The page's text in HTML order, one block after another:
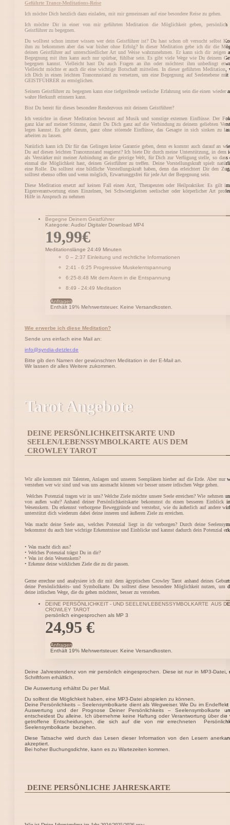
Geführte Trance-Meditations-Reise
Ich möchte Dich herzlich dazu einladen, mit mir gemeinsam auf eine besondere Reise zu gehen.
Ich möchte Dir in einer von mir geführten Meditation die Möglichkeit geben, persönlich
Geistführer zu begegnen.
Du wolltest schon immer wissen wer dein Geistführer ist? Du hast schon oft versucht selbst
ihm zu bekommen aber das war bisher ohne Erfolg? In dieser Meditation gebe ich dir die
deinen Geistführer auf unterschiedlicher Art und Weise wahrzunehmen. Er kann sich dir zeigen
Begegnung mit ihm kann auch nur spürbar, fühlbar sein. Es gibt viele Wege wie Du deinem
begegnen kannst. Vielleicht hast Du auch Fragen an ihn oder möchtest ihm unbedingt
Vielleicht möchte er auch dir eine wichtige Botschaft mitteilen. In dieser geführten Meditation,
ich Dich in einen leichten Trancezustand zu versetzen, um eine Begegnung auf Seelenebene mit
GEISTFÜHRER zu ermöglichen.
Seinem Geistführer zu begegnen kann eine tiefgreifende seelische Erfahrung sein die einen wieder
wahre Herkunft erinnern kann.
Bist Du bereit für dieses besondere Rendezvous mit deinem Geistführer?
Ich verzichte in dieser Meditation bewusst auf Musik und sonstige externen Einflüsse. Der
ganz klar auf meiner Stimme, damit Du Dich ganz auf die Verbindung zu deinem geliebten
legen kannst. Es geht darum, ganz ohne störende Einflüsse, das Gesagte in sich sinken zu
arbeiten zu lassen.
Natürlich kann ich Dir für das Gelingen keine Garantie geben, denn es kommt auch darauf an
Du auf diesen leichten Trancezustand reagierst? Ich biete Dir durch meine Unterstützung, in dem
als Verstärker mit meiner Anbindung an die geistige Welt, für Dich zur Verfügung stelle, so dass
einmal die Möglichkeit hast, deinen Geistführer zu treffen. Deine Vorstellungskraft spielt
eine Rolle. Du solltest eine bildliche Vorstellungskraft haben, denn das erleichtert Dir den
solltest ebenso offen und wenn möglich, Erwartunggsfrei für jede Art der Begegnung sein.
Diese Meditation ersetzt auf keinen Fall einen Arzt, Therapeuten oder Heilpraktiker. Es gilt
Eigenverantwortung eines Einzelnen, bei Schwierigkeiten seelischer oder körperlicher Art
Hilfe in Anspruch zu nehmen
Begegne Deinem Geistführer
Kategorie: Audio/ Digitaler Download MP4
19,99€
Meditationslänge 24:49 Minuten
0 – 2:37 Einleitung und rechtliche Informationen
2:41 - 6:25 Progressive Muskelentspannung
6:25-8:48 Mit dem Atem in die Entspannung
8:49 - 24:49 Meditation
Anfragen
Enthält 19% Mehrwertsteuer. Keine Versandkosten.
Wie erwerbe ich diese Meditation?
Sende uns einfach eine Mail an:
info@syndia-detzler.de
Bitte gib den Namen der gewünschten Meditation in der E-Mail an.
Wir lassen dir alles Weitere zukommen.
Tarot Angebote
DEINE PERSÖNLICHKEITSKARTE UND
SEELEN/LEBENSSYMBOLKARTE AUS DEM
CROWLEY TAROT
Wir alle kommen mit Talenten, Anlagen und unseren Seenplänen hierher auf die Erde. Aber nur
verstehen wer wir sind und was uns ausmacht können wir besser unsere irdischen Wege gehen.
Welches Potenzial tragen wir in uns? Welche Ziele möchte unsere Seele erreichen? Wie nehmen
von außen wahr? Anhand deiner Persönlichkeitskarte bekommst du einen besseren Einblick
Wesenskern. Du erkennst verborgene Beweggründe und verstehst, wie du äußerlich auf andere
unterstützt dich wiederum dabei deine inneren und äußeren Ziele zu erreichen.
Was macht deine Seele aus, welches Potenzial liegt in dir verborgen? Durch deine
bekommst du auch hier wichtige Erkenntnisse und Einblicke und kannst dadurch dein Potenzial
• Was macht dich aus?
• Welches Potenzial trägst Du in dir?
• Was ist dein Wesenskern?
• Erkenne deine wirklichen Ziele die zu dir passen.
Gerne errechne und analysiere ich dir mit dem ägyptischen Crowley Tarot anhand deines
deine Persönlichkeits- und Symbolkarte. Du solltest diese besondere Möglichkeit nutzen, um
deine irdischen Wege, die du gehen möchtest, besser zu verstehen.
DEINE PERSÖNLICHKEIT - UND SEELEN/LEBENSSYMBOLKARTE AUS
CROWLEY TAROT
persönlich eingesprochen als MP 3
24,95 €
Anfragen
Enthält 19% Mehrwertsteuer. Keine Versandkosten.
Deine Jahrestendenz von mir persönlich eingesprochen. Diese ist nur in MP3-Datei,
Schriftform erhältlich.
Die Auswertung erhältst Du per Mail.
Du solltest die Möglichkeit haben, eine MP3-Datei abspielen zu können.
Deine Persönlichkeits – Seelensymbolkarte dient als Wegweiser. Wie Du im Endeffekt
Auswertung und der Prognose Deiner Persönlichkeits – Seelensymbolkarte
entscheidest Du alleine. Ich übernehme keine Haftung oder Verantwortung über die
getroffene Entscheidungen, die sich auf die von mir errechneten
Seelensymbolkarte beziehen.
Diese Tatsache wird durch das Lesen dieser Information von den Lesern
akzeptiert.
Bei hoher Buchungsdichte, kann es zu Wartezeiten kommen.
DEINE PERSÖNLICHE JAHRESKARTE